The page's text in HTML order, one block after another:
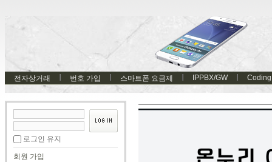
전자상거래 번호 가입 스마트폰 요금제 IPPBX/GW Coding
로그인 유지
회원 가입